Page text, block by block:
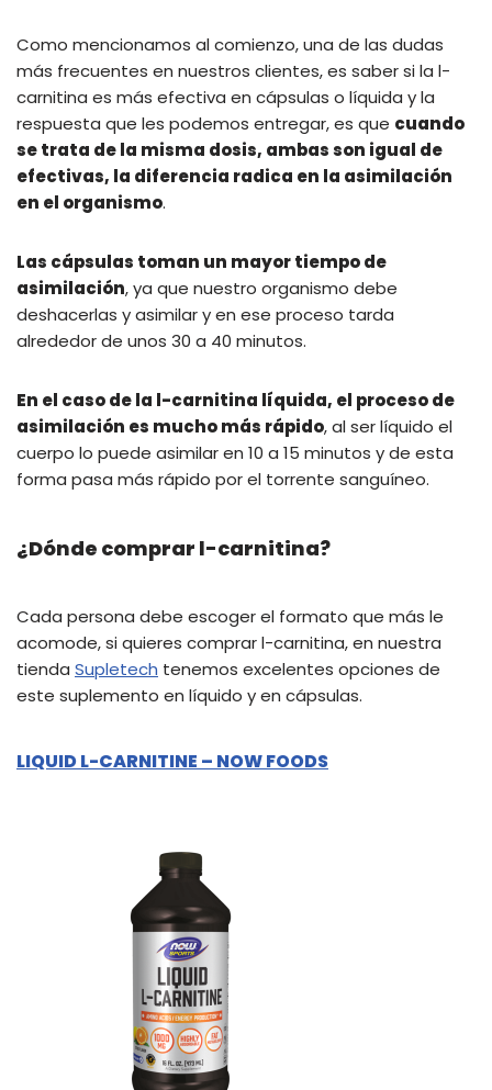
Como mencionamos al comienzo, una de las dudas
más frecuentes en nuestros clientes, es saber si la l-
carnitina es más efectiva en cápsulas o líquida y la
respuesta que les podemos entregar, es que cuando
se trata de la misma dosis, ambas son igual de
efectivas, la diferencia radica en la asimilación
en el organismo.
Las cápsulas toman un mayor tiempo de
asimilación, ya que nuestro organismo debe
deshacerlas y asimilar y en ese proceso tarda
alrededor de unos 30 a 40 minutos.
En el caso de la l-carnitina líquida, el proceso de
asimilación es mucho más rápido, al ser líquido el
cuerpo lo puede asimilar en 10 a 15 minutos y de esta
forma pasa más rápido por el torrente sanguíneo.
¿Dónde comprar l-carnitina?
Cada persona debe escoger el formato que más le
acomode, si quieres comprar l-carnitina, en nuestra
tienda Supletech tenemos excelentes opciones de
este suplemento en líquido y en cápsulas.
LIQUID L-CARNITINE – NOW FOODS